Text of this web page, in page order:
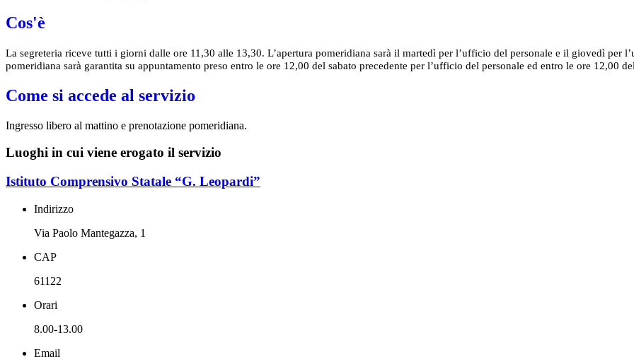
Cos'è
La segreteria riceve tutti i giorni dalle ore 11,30 alle 13,30. L’apertura pomeridiana sarà il martedì per l’ufficio del personale e il giovedì per
pomeridiana sarà garantita su appuntamento preso entro le ore 12,00 del sabato precedente per l’ufficio del personale ed entro le ore 12,00
Come si accede al servizio
Ingresso libero al mattino e prenotazione pomeridiana.
Luoghi in cui viene erogato il servizio
Istituto Comprensivo Statale “G. Leopardi”
Indirizzo
Via Paolo Mantegazza, 1
CAP
61122
Orari
8.00-13.00
Email